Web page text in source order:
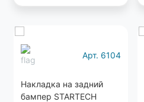
Арт. 6104
Накладка на задний
бампер STARTECH